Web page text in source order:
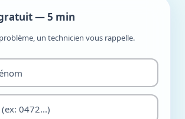
— 5 min
un technicien vous rappelle.